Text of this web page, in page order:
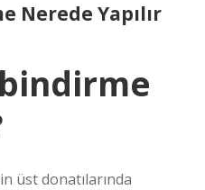
Nerede Yapılır
üst donatılarında